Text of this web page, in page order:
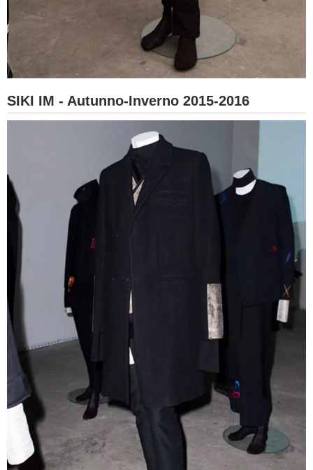
SIKI IM - Autunno-Inverno 2015-2016